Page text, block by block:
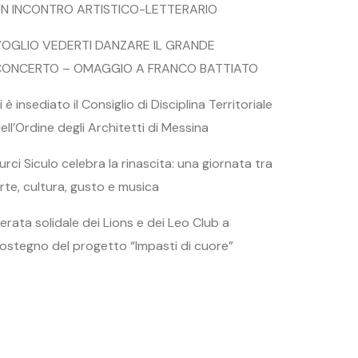
INCONTRO ARTISTICO-LETTERARIO
VEDERTI DANZARE IL GRANDE
– OMAGGIO A FRANCO BATTIATO
è insediato il Consiglio di Disciplina Territoriale
degli Architetti di Messina
Siculo celebra la rinascita: una giornata tra
cultura, gusto e musica
solidale dei Lions e dei Leo Club a
del progetto “Impasti di cuore”